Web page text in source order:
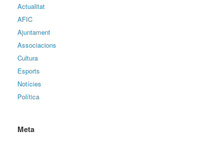
Actualitat
AFIC
Ajuntament
Associacions
Cultura
Esports
Notícies
Política
Meta